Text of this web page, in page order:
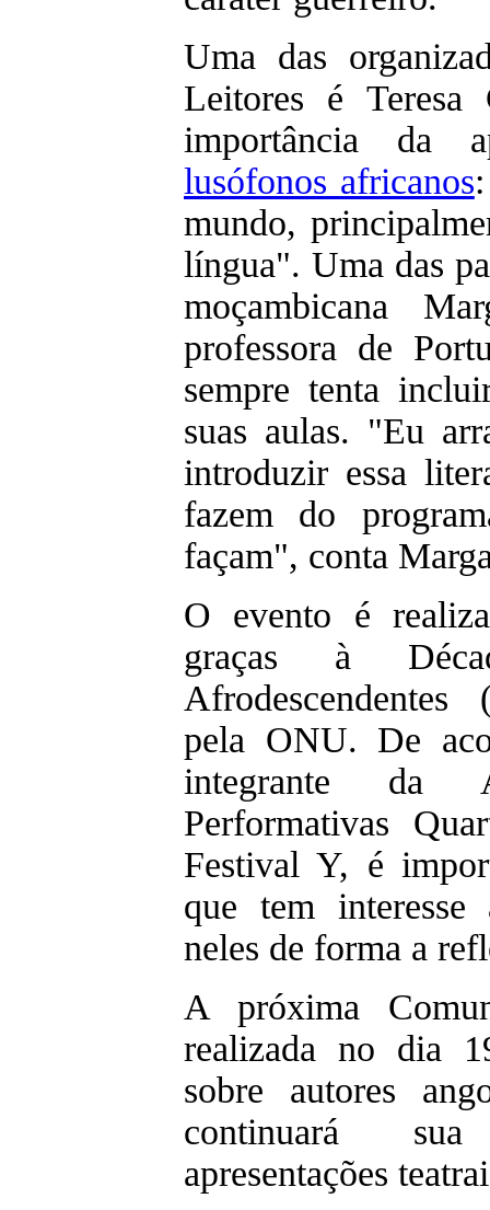
Uma das
Leitores é
importância da
lusófonos africanos
mundo,
língua". Uma das
moçambicana
professora de
sempre tenta
suas aulas. "Eu
introduzir essa
fazem do
façam", conta
O evento é
graças à
Afrodescendentes
pela ONU. De
integrante da
Performativas
Festival Y, é
que tem
neles de forma a
A próxima
realizada no dia
sobre autores
continuará
apresentações